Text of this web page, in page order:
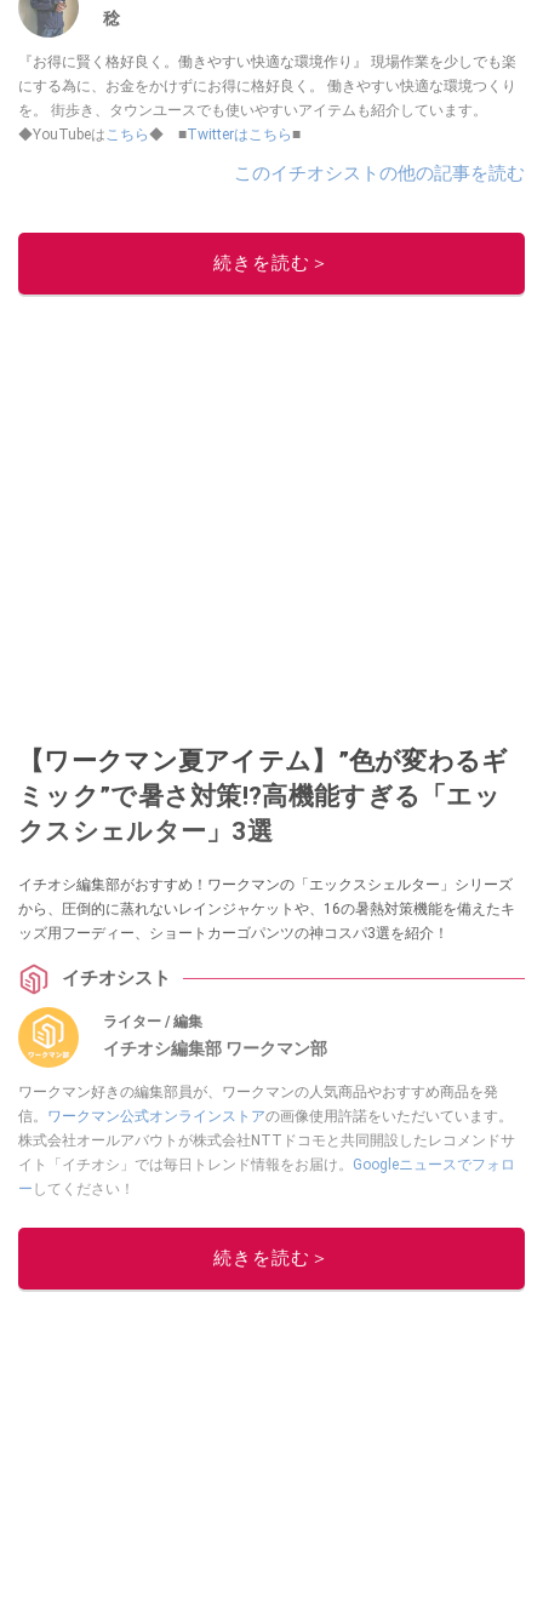
稔
『お得に賢く格好良く。働きやすい快適な環境作り』 現場作業を少しでも楽
にする為に、お金をかけずにお得に格好良く。 働きやすい快適な環境つくり
を。 街歩き、タウンユースでも使いやすいアイテムも紹介しています。
◆YouTubeはこちら◆ ■Twitterはこちら■
このイチオシストの他の記事を読む
続きを読む＞
【ワークマン夏アイテム】”色が変わるギ
ミック”で暑さ対策!?高機能すぎる「エッ
クスシェルター」3選
イチオシ編集部がおすすめ！ワークマンの「エックスシェルター」シリーズ
から、圧倒的に蒸れないレインジャケットや、16の暑熱対策機能を備えたキ
ッズ用フーディー、ショートカーゴパンツの神コスパ3選を紹介！
イチオシスト
ライター / 編集
イチオシ編集部 ワークマン部
ワークマン好きの編集部員が、ワークマンの人気商品やおすすめ商品を発
信。 ワークマン公式オンラインストアの画像使用許諾をいただいています。
株式会社オールアバウトが株式会社NTTドコモと共同開設したレコメンドサ
イト「イチオシ」では毎日トレンド情報をお届け。 Googleニュースでフォロ
ー してください！
このイチオシストの他の記事を読む
続きを読む＞